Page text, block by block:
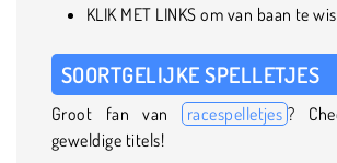
KLIK MET LINKS om van baan te
SOORTGELIJKE SPELLETJES
Groot fan van racespelletjes ?
geweldige titels!